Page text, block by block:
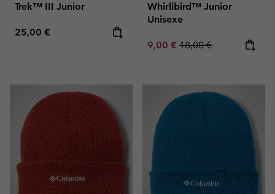
Trek™ III Junior
Regular price:
25,00 €
Whirlibird™ Junior
Unisexe
Sale price:
9,00 € Regular price:
18,00 €